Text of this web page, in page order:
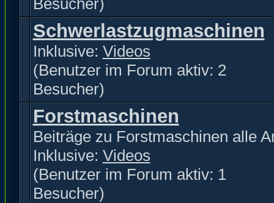
Besucher)
Schwerlastzugmaschinen
Inklusive: Videos
(Benutzer im Forum aktiv: 2
Besucher)
Forstmaschinen
Beiträge zu Forstmaschinen alle
Inklusive: Videos
(Benutzer im Forum aktiv: 1
Besucher)